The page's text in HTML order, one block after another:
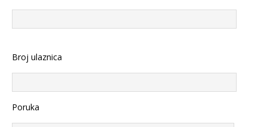
Broj ulaznica
Poruka